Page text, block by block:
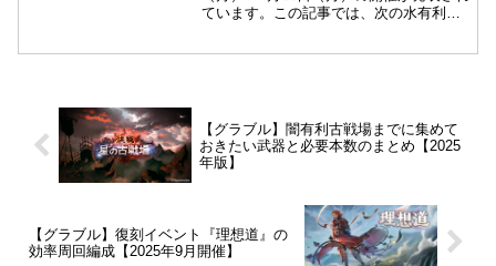
ています。この記事では、次の水有利古
【グラブル】闇有利古戦場までに集めて
おきたい武器と必要本数のまとめ【2025
年版】
【グラブル】復刻イベント『理想道』の
効率周回編成【2025年9月開催】